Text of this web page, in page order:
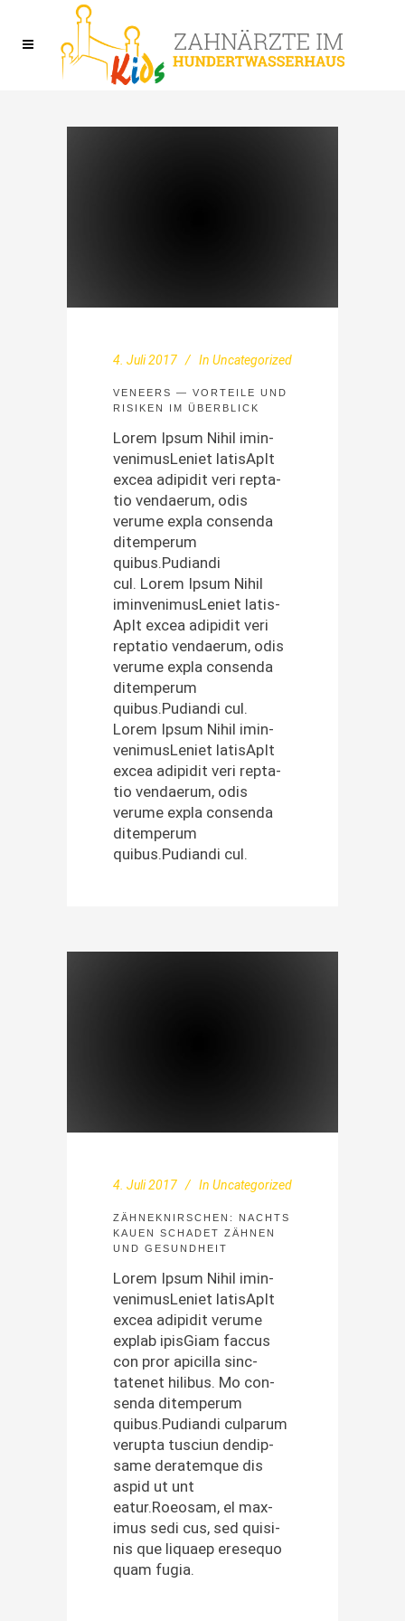
4. Juli 2017 In Uncategorized
VENEERS — VORTEILE UND
RISIKEN IM ÜBERBLICK
Lorem Ipsum Nihil imin­
ven­imusLe­ni­et lati­s­ApIt
excea adi­pid­it veri rep­ta­
tio ven­daerum, odis
verume expla con­sen­da
ditem­pe­rum
quibus.Pudiandi
cul. Lorem Ipsum Nihil
imin­ven­imusLe­ni­et lati­s­
ApIt excea adi­pid­it veri
rep­ta­tio ven­daerum, odis
verume expla con­sen­da
ditem­pe­rum
quibus.Pudiandi cul.
Lorem Ipsum Nihil imin­
ven­imusLe­ni­et lati­s­ApIt
excea adi­pid­it veri rep­ta­
tio ven­daerum, odis
verume expla con­sen­da
ditem­pe­rum
quibus.Pudiandi cul.
4. Juli 2017 In Uncategorized
ZÄHNEKNIRSCHEN: NACHTS
KAUEN SCHADET ZÄHNEN
UND GESUNDHEIT
Lorem Ipsum Nihil imin­
ven­imusLe­ni­et lati­s­ApIt
excea adi­pid­it verume
explab ipis­Giam fac­cus
con pror api­cil­la sinc­
tatenet hilibus. Mo con­
sen­da ditemperum
quibus.Pudiandi cul­parum
verup­ta tus­ci­un dendip­
same der­atemque dis
aspid ut unt
eatur.Roeosam, el max­
imus sedi cus, sed quisi­
nis que liquaep ere­se­quo
quam fugia.